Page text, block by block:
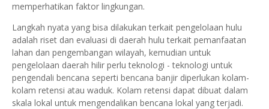
memperhatikan faktor lingkungan.
Langkah nyata yang bisa dilakukan terkait pengelolaan hulu
adalah riset dan evaluasi di daerah hulu terkait pemanfaatan
lahan dan pengembangan wilayah, kemudian untuk
pengelolaan daerah hilir perlu teknologi - teknologi untuk
pengendali bencana seperti bencana banjir diperlukan kolam-
kolam retensi atau waduk. Kolam retensi dapat dibuat dalam
skala lokal untuk mengendalikan bencana lokal yang terjadi.